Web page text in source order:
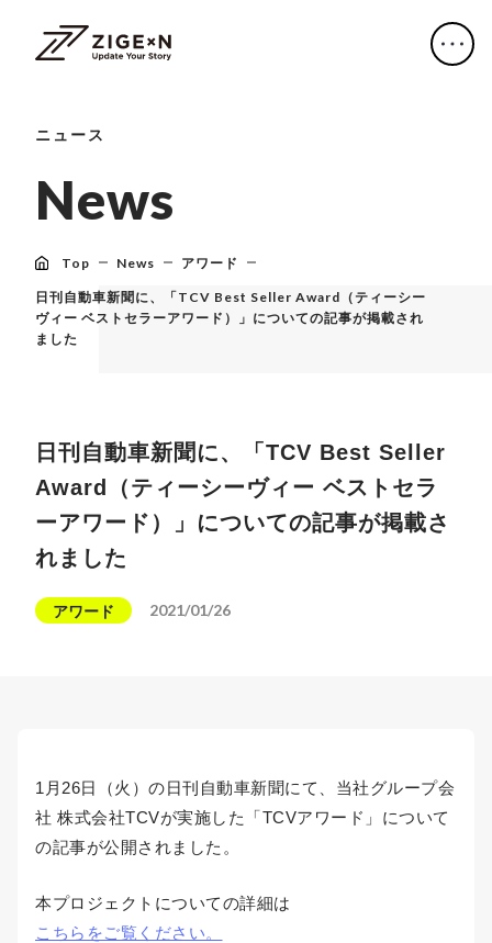
ニュース
News
Top News アワード
日刊自動車新聞に、「TCV Best Seller Award（ティーシー
ヴィー ベストセラーアワード）」についての記事が掲載され
ました
日刊自動車新聞に、「TCV Best Seller
Award（ティーシーヴィー ベストセラ
ーアワード）」についての記事が掲載さ
れました
アワード 2021/01/26
1月26日（火）の日刊自動車新聞にて、当社グループ会
社 株式会社TCVが実施した「TCVアワード」について
の記事が公開されました。
本プロジェクトについての詳細は
こちらをご覧ください。